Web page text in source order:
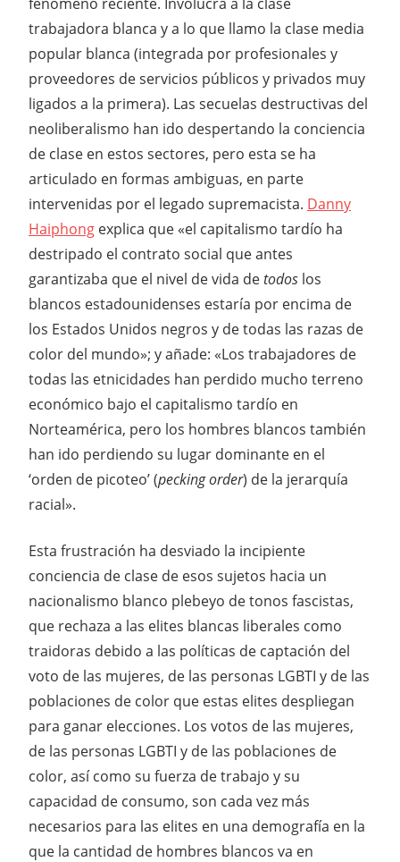
trabajadora blanca y a lo que llamo la clase media
popular blanca (integrada por profesionales y
proveedores de servicios públicos y privados muy
ligados a la primera). Las secuelas destructivas del
neoliberalismo han ido despertando la conciencia
de clase en estos sectores, pero esta se ha
articulado en formas ambiguas, en parte
intervenidas por el legado supremacista. Danny
Haiphong explica que «el capitalismo tardío ha
destripado el contrato social que antes
garantizaba que el nivel de vida detodos los
blancos estadounidenses estaría por encima de
los Estados Unidos negros y de todas las razas de
color del mundo»; y añade: «Los trabajadores de
todas las etnicidades han perdido mucho terreno
económico bajo el capitalismo tardío en
Norteamérica, pero los hombres blancos también
han ido perdiendo su lugar dominante en el
‘orden de picoteo’ (pecking order) de la jerarquía
racial».
Esta frustración ha desviado la incipiente
conciencia de clase de esos sujetos hacia un
nacionalismo blanco plebeyo de tonos fascistas,
que rechaza a las elites blancas liberales como
traidoras debido a las políticas de captación del
voto de las mujeres, de las personas LGBTI y de las
poblaciones de color que estas elites despliegan
para ganar elecciones. Los votos de las mujeres,
de las personas LGBTI y de las poblaciones de
color, así como su fuerza de trabajo y su
capacidad de consumo, son cada vez más
necesarios para las elites en una demografía en la
que la cantidad de hombres blancos va en